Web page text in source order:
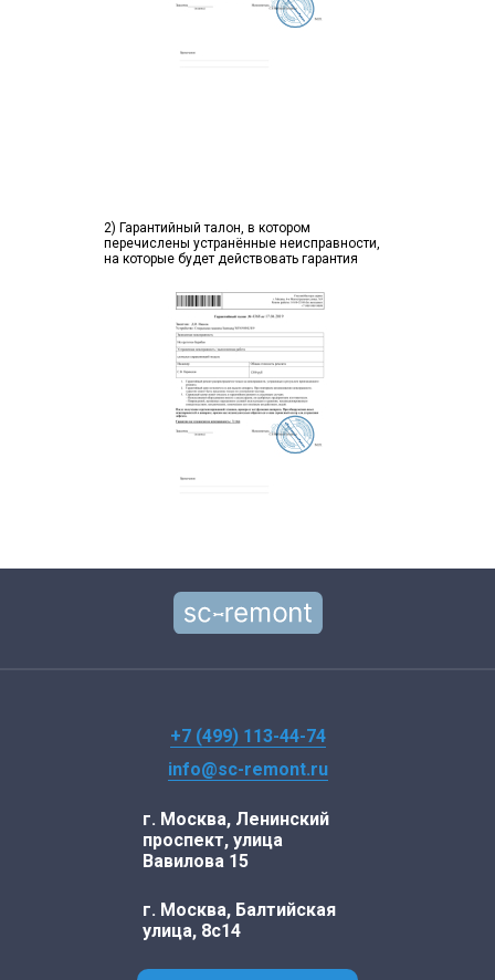
2) Гарантийный талон, в котором
перечислены устранённые неисправности,
на которые будет действовать гарантия
+7 (499) 113-44-74
info@sc-remont.ru
г. Москва, Ленинский
проспект, улица
Вавилова 15
г. Москва, Балтийская
улица, 8с14